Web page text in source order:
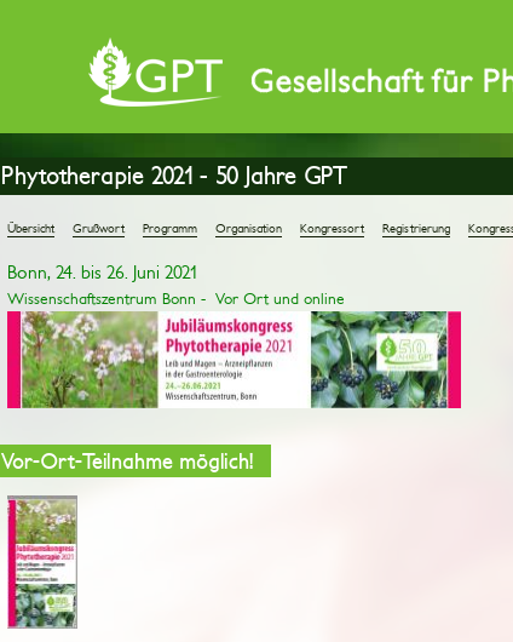
Phytotherapie 2021 - 50 Jahre GPT
Übersicht Grußwort Programm Organisation Kongressort Registrierung
Bonn, 24. bis 26. Juni 2021
Wissenschaftszentrum Bonn - Vor Ort und online
Vor-Ort-Teilnahme möglich!